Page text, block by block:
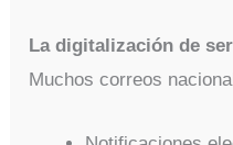
La digitalización de
Muchos correos